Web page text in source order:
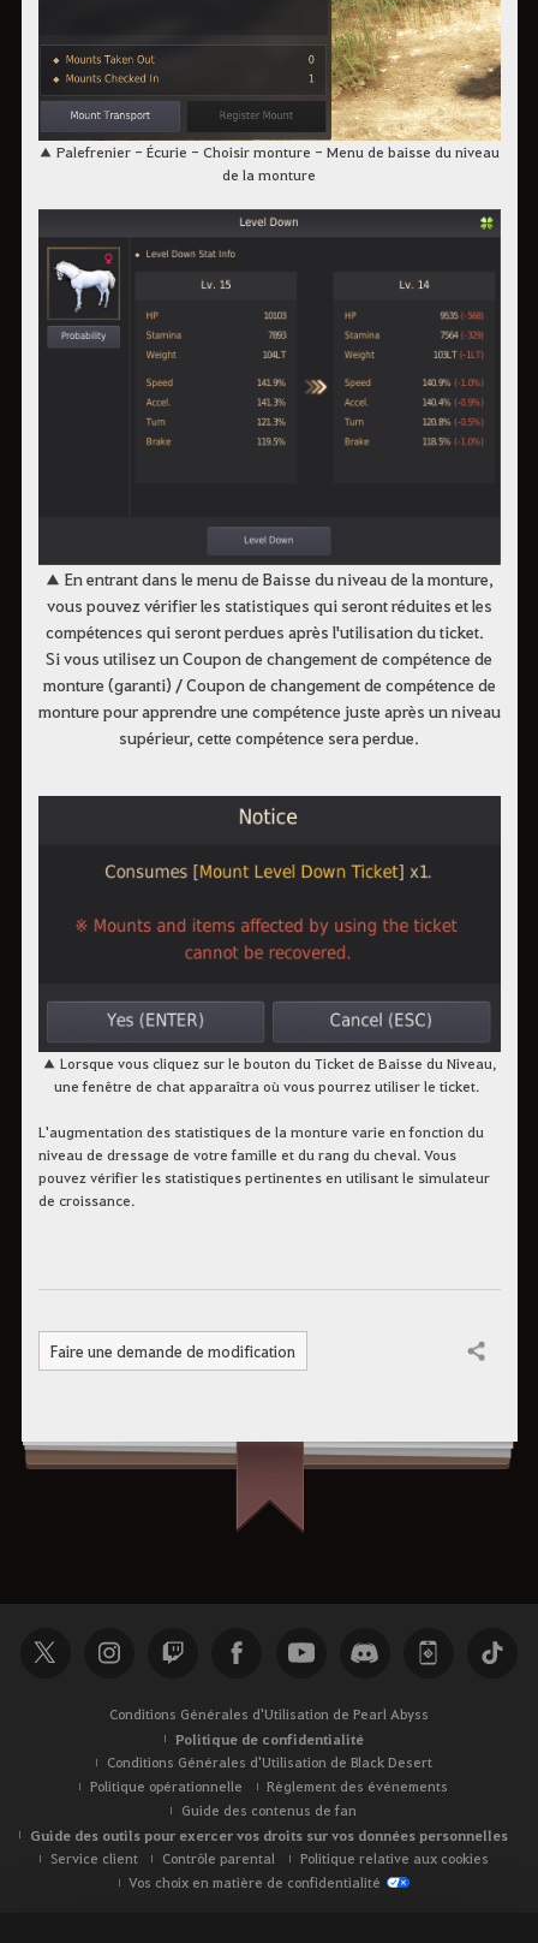
▲ Palefrenier - Écurie - Choisir monture - Menu de baisse du niveau
de la monture
▲ En entrant dans le menu de Baisse du niveau de la monture,
vous pouvez vérifier les statistiques qui seront réduites et les
compétences qui seront perdues après l'utilisation du ticket.
Si vous utilisez un Coupon de changement de compétence de
monture (garanti) / Coupon de changement de compétence de
monture pour apprendre une compétence juste après un niveau
supérieur, cette compétence sera perdue.
▲ Lorsque vous cliquez sur le bouton du Ticket de Baisse du Niveau,
une fenêtre de chat apparaîtra où vous pourrez utiliser le ticket.
L'augmentation des statistiques de la monture varie en fonction du
niveau de dressage de votre famille et du rang du cheval. Vous
pouvez vérifier les statistiques pertinentes en utilisant le simulateur
de croissance.
Faire une demande de modification Partager
Conditions Générales d'Utilisation de Pearl Abyss
Politique de confidentialité
Conditions Générales d'Utilisation de Black Desert
Politique opérationnelle
Règlement des événements
Guide des contenus de fan
Guide des outils pour exercer vos droits sur vos données personnelles
Service client Contrôle parental
Politique relative aux cookies
Vos choix en matière de confidentialité